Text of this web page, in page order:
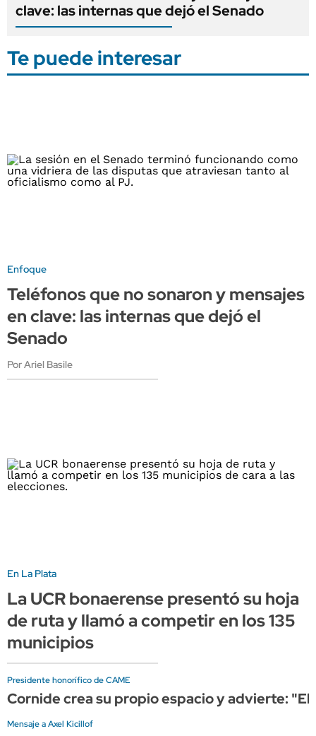
clave: las internas que dejó el Senado
Te puede interesar
Enfoque
Teléfonos que no sonaron y mensajes
en clave: las internas que dejó el
Senado
Por Ariel Basile
En La Plata
La UCR bonaerense presentó su hoja
de ruta y llamó a competir en los 135
municipios
Presidente honorífico de CAME
Cornide crea su propio espacio y advierte:
Mensaje a Axel Kicillof